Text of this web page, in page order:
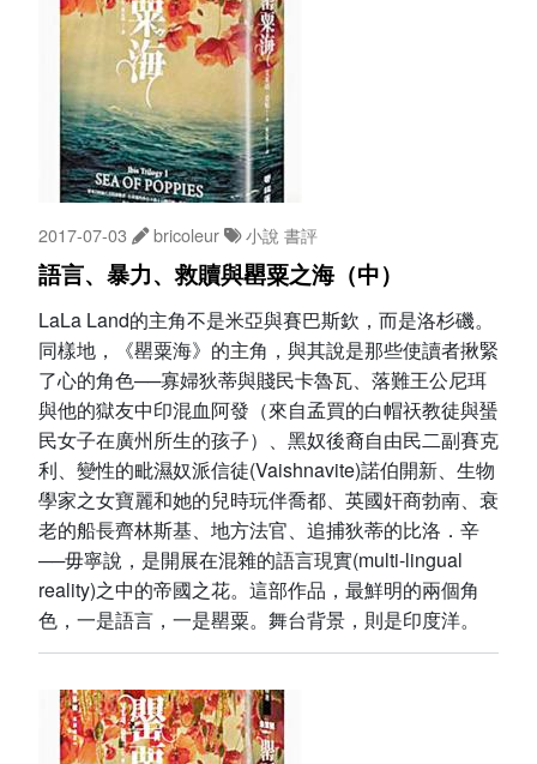
2017-07-03 bricoleur 小說書評
語言、暴力、救贖與罌粟之海（中）
LaLa Land的主角不是米亞與賽巴斯欽，而是洛杉磯。
同樣地，《罌粟海》的主角，與其說是那些使讀者揪緊
了心的角色──寡婦狄蒂與賤民卡魯瓦、落難王公尼珥
與他的獄友中印混血阿發（來自孟買的白帽祆教徒與蜑
民女子在廣州所生的孩子）、黑奴後裔自由民二副賽克
利、變性的毗濕奴派信徒(Vaishnavite)諾伯開新、生物
學家之女寶麗和她的兒時玩伴喬都、英國奸商勃南、衰
老的船長齊林斯基、地方法官、追捕狄蒂的比洛．辛
──毋寧說，是開展在混雜的語言現實(multi-lingual
reality)之中的帝國之花。這部作品，最鮮明的兩個角
色，一是語言，一是罌粟。舞台背景，則是印度洋。